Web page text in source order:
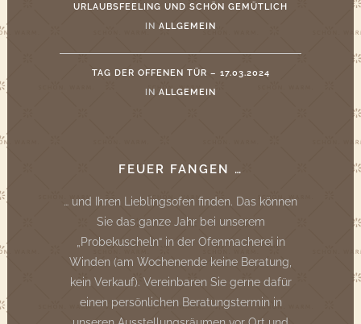
URLAUBSFEELING UND SCHÖN GEMÜTLICH
IN ALLGEMEIN
TAG DER OFFENEN TÜR – 17.03.2024
IN ALLGEMEIN
FEUER FANGEN …
… und Ihren Lieblingsofen finden. Das können
Sie das ganze Jahr bei unserem
„Probekuscheln“ in der Ofenmacherei in
Winden (am Wochenende keine Beratung,
kein Verkauf). Vereinbaren Sie gerne dafür
einen persönlichen Beratungstermin in